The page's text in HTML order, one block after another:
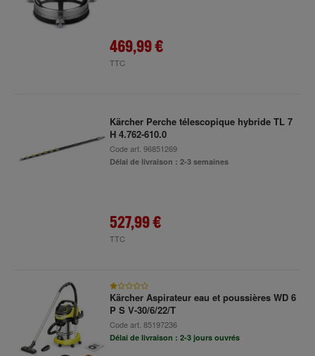
469,99 €
TTC
Kärcher Perche télescopique hybride TL 7
H 4.762-610.0
Code art. 96851269
Délai de livraison : 2-3 semaines
527,99 €
TTC
Kärcher Aspirateur eau et poussières WD 6
P S V-30/6/22/T
Code art. 85197236
Délai de livraison : 2-3 jours ouvrés